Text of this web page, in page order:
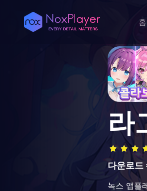
홈
라
다운로드
녹스 앱플